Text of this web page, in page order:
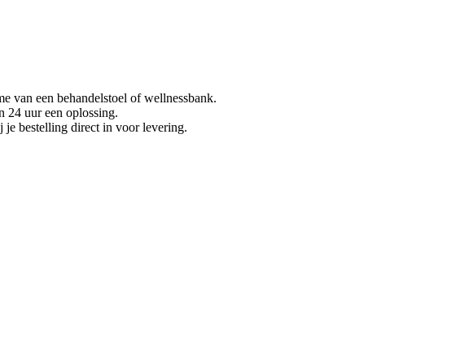
van een behandelstoel of wellnessbank.
24 uur een oplossing.
je bestelling direct in voor levering.